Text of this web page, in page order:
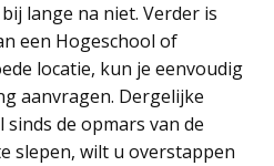
lange na niet. Verder is
een Hogeschool of
locatie, kun je eenvoudig
aanvragen. Dergelijke
de opmars van de
slepen, wilt u overstappen